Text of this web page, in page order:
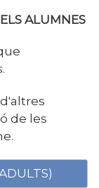
ALUMNES
de les